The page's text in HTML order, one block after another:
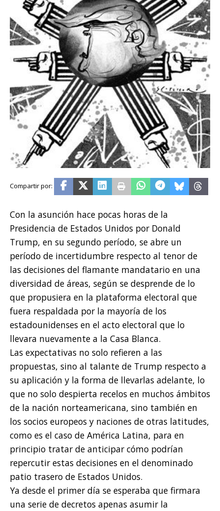
Con la asunción hace pocas horas de la
Presidencia de Estados Unidos por Donald
Trump, en su segundo período, se abre un
período de incertidumbre respecto al tenor de
las decisiones del flamante mandatario en una
diversidad de áreas, según se desprende de lo
que propusiera en la plataforma electoral que
fuera respaldada por la mayoría de los
estadounidenses en el acto electoral que lo
llevara nuevamente a la Casa Blanca.
Las expectativas no solo refieren a las
propuestas, sino al talante de Trump respecto a
su aplicación y la forma de llevarlas adelante, lo
que no solo despierta recelos en muchos ámbitos
de la nación norteamericana, sino también en
los socios europeos y naciones de otras latitudes,
como es el caso de América Latina, para en
principio tratar de anticipar cómo podrían
repercutir estas decisiones en el denominado
patio trasero de Estados Unidos.
Ya desde el primer día se esperaba que firmara
una serie de decretos apenas asumir la